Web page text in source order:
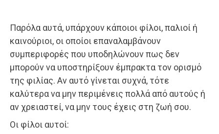
Παρόλα αυτά, υπάρχουν κάποιοι φίλοι, παλιοί ή
καινούριοι, οι οποίοι επαναλαμβάνουν
συμπεριφορές που υποδηλώνουν πως δεν
μπορούν να υποστηρίξουν έμπρακτα τον ορισμό
της φιλίας. Αν αυτό γίνεται συχνά, τότε
καλύτερα να μην περιμένεις πολλά από αυτούς ή
αν χρειαστεί, να μην τους έχεις στη ζωή σου.
Οι φίλοι αυτοί: